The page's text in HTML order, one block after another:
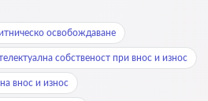
освобождаване
собственост при внос и износ
внос и износ